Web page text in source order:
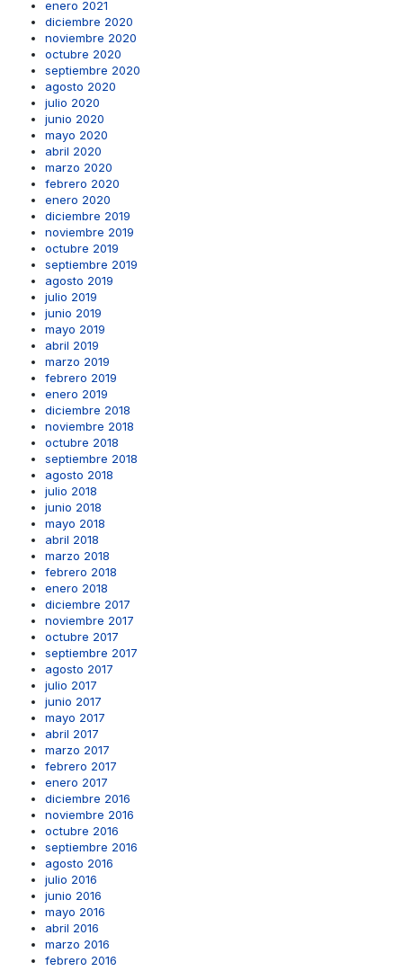
enero 2021
diciembre 2020
noviembre 2020
octubre 2020
septiembre 2020
agosto 2020
julio 2020
junio 2020
mayo 2020
abril 2020
marzo 2020
febrero 2020
enero 2020
diciembre 2019
noviembre 2019
octubre 2019
septiembre 2019
agosto 2019
julio 2019
junio 2019
mayo 2019
abril 2019
marzo 2019
febrero 2019
enero 2019
diciembre 2018
noviembre 2018
octubre 2018
septiembre 2018
agosto 2018
julio 2018
junio 2018
mayo 2018
abril 2018
marzo 2018
febrero 2018
enero 2018
diciembre 2017
noviembre 2017
octubre 2017
septiembre 2017
agosto 2017
julio 2017
junio 2017
mayo 2017
abril 2017
marzo 2017
febrero 2017
enero 2017
diciembre 2016
noviembre 2016
octubre 2016
septiembre 2016
agosto 2016
julio 2016
junio 2016
mayo 2016
abril 2016
marzo 2016
febrero 2016